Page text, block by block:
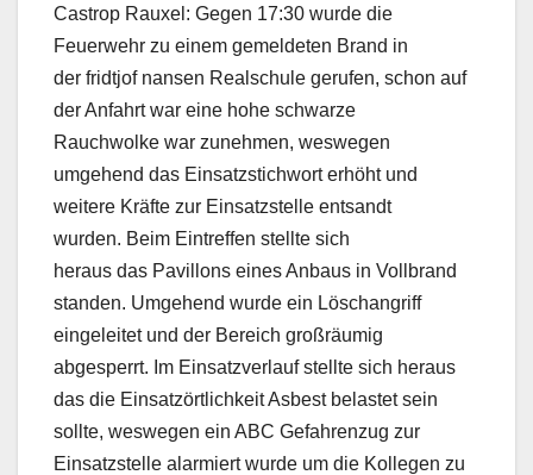
Castrop Rauxel: Gegen 17:30 wurde die
Feuerwehr zu einem gemeldeten Brand in
der fridtjof nansen Realschule gerufen, schon auf
der Anfahrt war eine hohe schwarze
Rauchwolke war zunehmen, weswegen
umgehend das Einsatzstichwort erhöht und
weitere Kräfte zur Einsatzstelle entsandt
wurden. Beim Eintreffen stellte sich
heraus das Pavillons eines Anbaus in Vollbrand
standen. Umgehend wurde ein Löschangriff
eingeleitet und der Bereich großräumig
abgesperrt. Im Einsatzverlauf stellte sich heraus
das die Einsatzörtlichkeit Asbest belastet sein
sollte, weswegen ein ABC Gefahrenzug zur
Einsatzstelle alarmiert wurde um die Kollegen zu